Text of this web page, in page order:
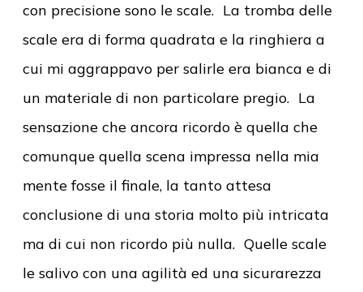
con precisione sono le scale. La tromba delle
scale era di forma quadrata e la ringhiera a
cui mi aggrappavo per salirle era bianca e di
un materiale di non particolare pregio. La
sensazione che ancora ricordo è quella che
comunque quella scena impressa nella mia
mente fosse il finale, la tanto attesa
conclusione di una storia molto più intricata
ma di cui non ricordo più nulla. Quelle scale
le salivo con una agilità ed una sicurarezza